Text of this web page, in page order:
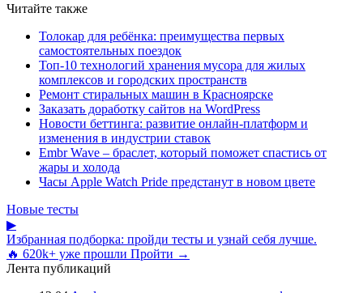
Читайте также
Толокар для ребёнка: преимущества первых
самостоятельных поездок
Топ-10 технологий хранения мусора для жилых
комплексов и городских пространств
Ремонт стиральных машин в Красноярске
Заказать доработку сайтов на WordPress
Новости беттинга: развитие онлайн-платформ и
изменения в индустрии ставок
Embr Wave – браслет, который поможет спастись от
жары и холода
Часы Apple Watch Pride предстанут в новом цвете
Новые тесты
▶
Избранная подборка: пройди тесты и узнай себя лучше.
🔥 620k+ уже прошли Пройти →
Лента публикаций